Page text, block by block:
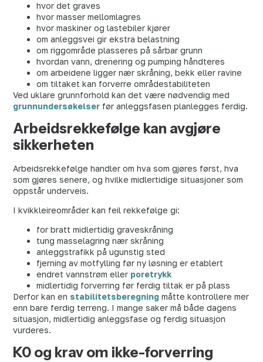
hvor det graves
hvor masser mellomlagres
hvor maskiner og lastebiler kjører
om anleggsvei gir ekstra belastning
om riggområde plasseres på sårbar grunn
hvordan vann, drenering og pumping håndteres
om arbeidene ligger nær skråning, bekk eller ravine
om tiltaket kan forverre områdestabiliteten
Ved uklare grunnforhold kan det være nødvendig med
grunnundersøkelser før anleggsfasen planlegges ferdig.
Arbeidsrekkefølge kan avgjøre
sikkerheten
Arbeidsrekkefølge handler om hva som gjøres først, hva
som gjøres senere, og hvilke midlertidige situasjoner som
oppstår underveis.
I kvikkleireområder kan feil rekkefølge gi:
for bratt midlertidig graveskråning
tung masselagring nær skråning
anleggstrafikk på ugunstig sted
fjerning av motfylling før ny løsning er etablert
endret vannstrøm eller poretrykk
midlertidig forverring før ferdig tiltak er på plass
Derfor kan en stabilitetsberegning måtte kontrollere mer
enn bare ferdig terreng. I mange saker må både dagens
situasjon, midlertidig anleggsfase og ferdig situasjon
vurderes.
K0 og krav om ikke-forverring